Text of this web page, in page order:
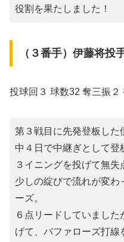
役割を果たしました！
（３番手）伊藤将投
投球回３ 球数32 奪三振２
第３戦目に先発登板した
中４日で中継ぎとして登
３イニングを投げて無失
少しの綻びで流れが変わ
ーズ。
６点リードしていまし
げて、バファローズ打線